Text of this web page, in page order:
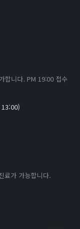
합니다. PM 19:00 접수
료가 가능합니다.